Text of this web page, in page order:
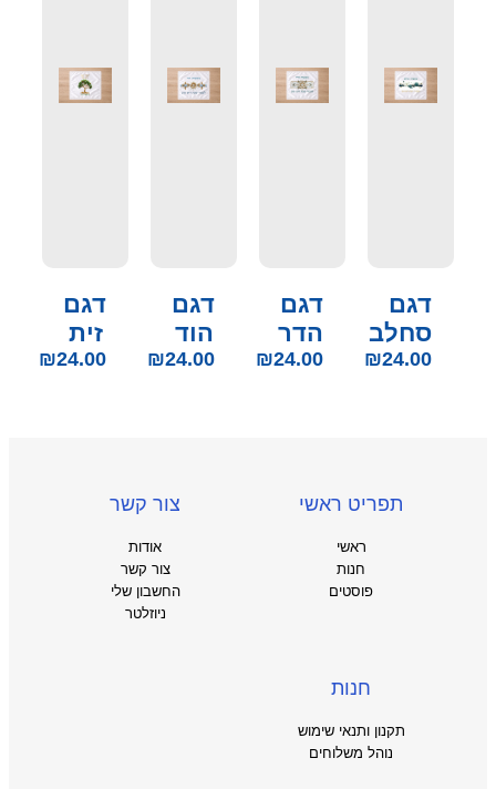
דגם
סחלב
₪24.00
דגם
הדר
₪24.00
דגם
הוד
₪24.00
דגם
זית
₪24.00
תפריט ראשי
ראשי
חנות
פוסטים
צור קשר
אודות
צור קשר
החשבון שלי
ניוזלטר
חנות
תקנון ותנאי שימוש
נוהל משלוחים